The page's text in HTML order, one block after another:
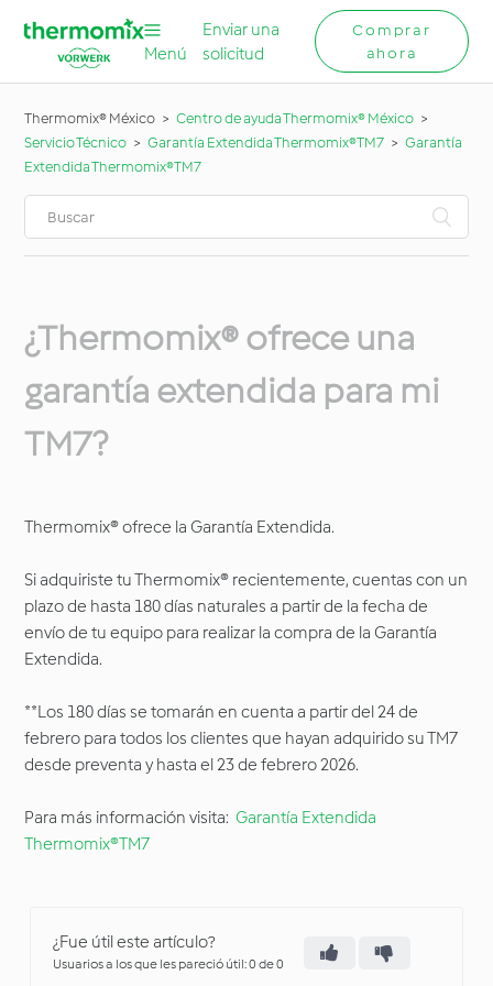
Menú
Enviar una
solicitud
Comprar
ahora
Thermomix® México
Centro de ayuda Thermomix® México
Servicio Técnico
Garantía Extendida Thermomix®TM7
Garantía
Extendida Thermomix®TM7
¿Thermomix® ofrece una
garantía extendida para mi
TM7?
Thermomix® ofrece la Garantía Extendida.
Si adquiriste tu Thermomix® recientemente, cuentas con un
plazo de hasta 180 días naturales a partir de la fecha de
envío de tu equipo para realizar la compra de la Garantía
Extendida.
**Los 180 días se tomarán en cuenta a partir del 24 de
febrero para todos los clientes que hayan adquirido su TM7
desde preventa y hasta el 23 de febrero 2026.
Para más información visita: Garantía Extendida
Thermomix®TM7
¿Fue útil este artículo?
Usuarios a los que les pareció útil: 0 de 0